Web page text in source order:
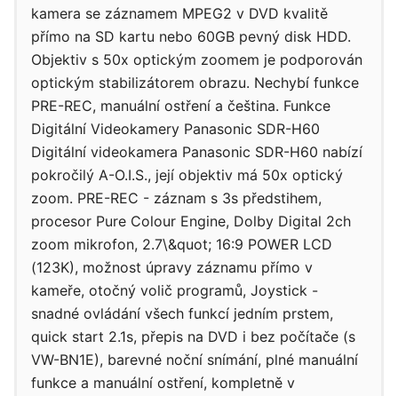
kamera se záznamem MPEG2 v DVD kvalitě
přímo na SD kartu nebo 60GB pevný disk HDD.
Objektiv s 50x optickým zoomem je podporován
optickým stabilizátorem obrazu. Nechybí funkce
PRE-REC, manuální ostření a čeština. Funkce
Digitální Videokamery Panasonic SDR-H60
Digitální videokamera Panasonic SDR-H60 nabízí
pokročilý A-O.I.S., její objektiv má 50x optický
zoom. PRE-REC - záznam s 3s předstihem,
procesor Pure Colour Engine, Dolby Digital 2ch
zoom mikrofon, 2.7\&quot; 16:9 POWER LCD
(123K), možnost úpravy záznamu přímo v
kameře, otočný volič programů, Joystick -
snadné ovládání všech funkcí jedním prstem,
quick start 2.1s, přepis na DVD i bez počítače (s
VW-BN1E), barevné noční snímání, plné manuální
funkce a manuální ostření, kompletně v